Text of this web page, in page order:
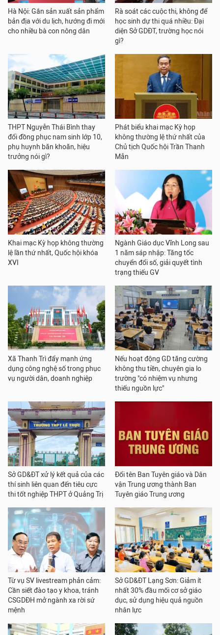
Hà Nội: Gắn sản xuất sản phẩm
bản địa với du lịch, hướng đi mới
cho nhiều bà con nông dân
Rà soát các cuộc thi, không để
học sinh dự thi quá nhiều: Đại
diện Sở GDĐT, trường học nói
gì?
THPT Nguyễn Thái Bình thay
đổi đồng phục nam sinh lớp 10,
phụ huynh băn khoăn, hiệu
trưởng nói gì?
Phát biểu khai mạc Kỳ họp
không thường lệ thứ nhất của
Chủ tịch Quốc hội Trần Thanh
Mẫn
Khai mạc Kỳ họp không thường
lệ lần thứ nhất, Quốc hội khóa
XVI
Ngành Giáo dục Vĩnh Long sau
1 năm sáp nhập: Tăng tốc
chuyển đổi số, giải quyết tình
trạng thiếu GV
Xã Thanh Trì đẩy mạnh ứng
dụng công nghệ số trong phục
vụ người dân, doanh nghiệp
Nếu hoạt động GD tăng cường
không thu tiền, chuyên gia lo
trường "có nhiệm vụ nhưng
thiếu nguồn lực"
Sở GD&ĐT xử lý kết quả của các
thí sinh liên quan đến tiêu cực
thi tốt nghiệp THPT ở Quảng Trị
Đổi tên Ban Tuyên giáo và Dân
vận Trung ương thành Ban
Tuyên giáo Trung ương
Từ vụ SV livestream phản cảm:
Cần siết đào tạo y khoa, tránh
CSGDĐH mở ngành xa rời sứ
mệnh
Sở GD&ĐT Lạng Sơn: Giảm ít
nhất 30% đầu mối cơ sở giáo
dục, sử dụng hiệu quả nguồn
nhân lực